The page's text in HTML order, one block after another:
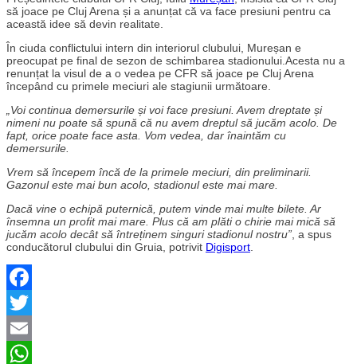
să joace pe Cluj Arena și a anunțat că va face presiuni pentru ca
această idee să devin realitate.
În ciuda conflictului intern din interiorul clubului, Mureșan e
preocupat pe final de sezon de schimbarea stadionului.Acesta nu a
renunțat la visul de a o vedea pe CFR să joace pe Cluj Arena
începând cu primele meciuri ale stagiunii următoare.
„Voi continua demersurile și voi face presiuni. Avem dreptate și
nimeni nu poate să spună că nu avem dreptul să jucăm acolo. De
fapt, orice poate face asta. Vom vedea, dar înaintăm cu
demersurile.
Vrem să începem încă de la primele meciuri, din preliminarii.
Gazonul este mai bun acolo, stadionul este mai mare.
Dacă vine o echipă puternică, putem vinde mai multe bilete. Ar
însemna un profit mai mare. Plus că am plăti o chirie mai mică să
jucăm acolo decât să întreținem singuri stadionul nostru” , a spus
conducătorul clubului din Gruia, potrivit Digisport
Facebook
Twitter
Email